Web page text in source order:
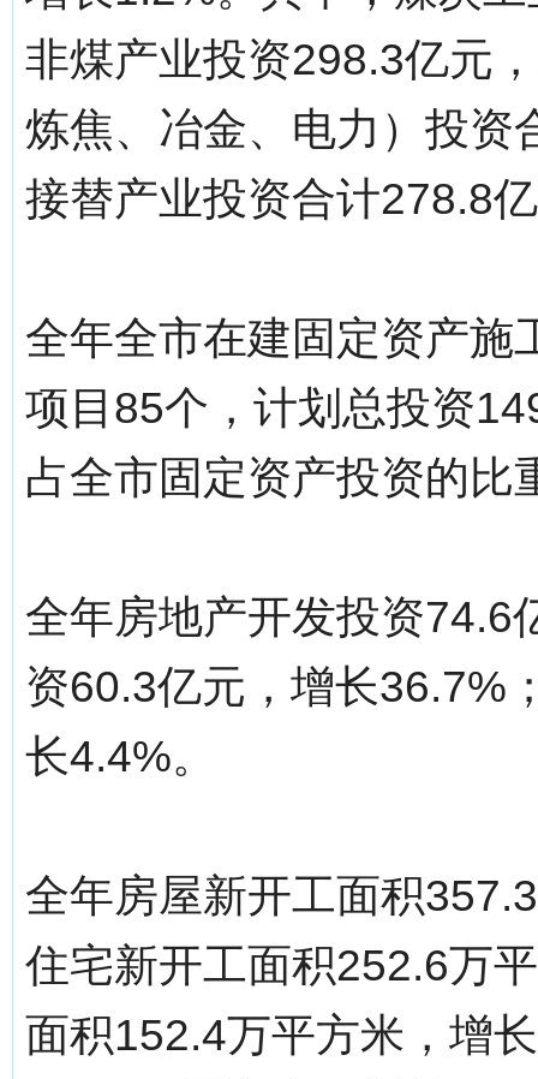
非煤产业投资298.3亿元
炼焦、冶金、电力）投资
接替产业投资合计278.8
全年全市在建固定资产施
项目85个，计划总投资
占全市固定资产投资的比
全年房地产开发投资74.6
资60.3亿元，增长36.7%
长4.4%。
全年房屋新开工面积
住宅新开工面积252.6万
面积152.4万平方米，增